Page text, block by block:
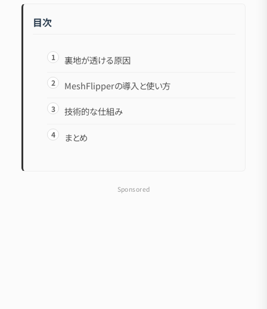
目次
裏地が透ける原因
MeshFlipperの導入と使い方
技術的な仕組み
まとめ
Sponsored